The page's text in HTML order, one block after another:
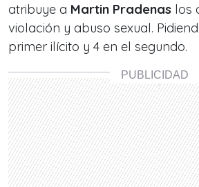
atribuye a Martin Pradenas los
violación y abuso sexual.
primer ilícito y 4 en el segundo.